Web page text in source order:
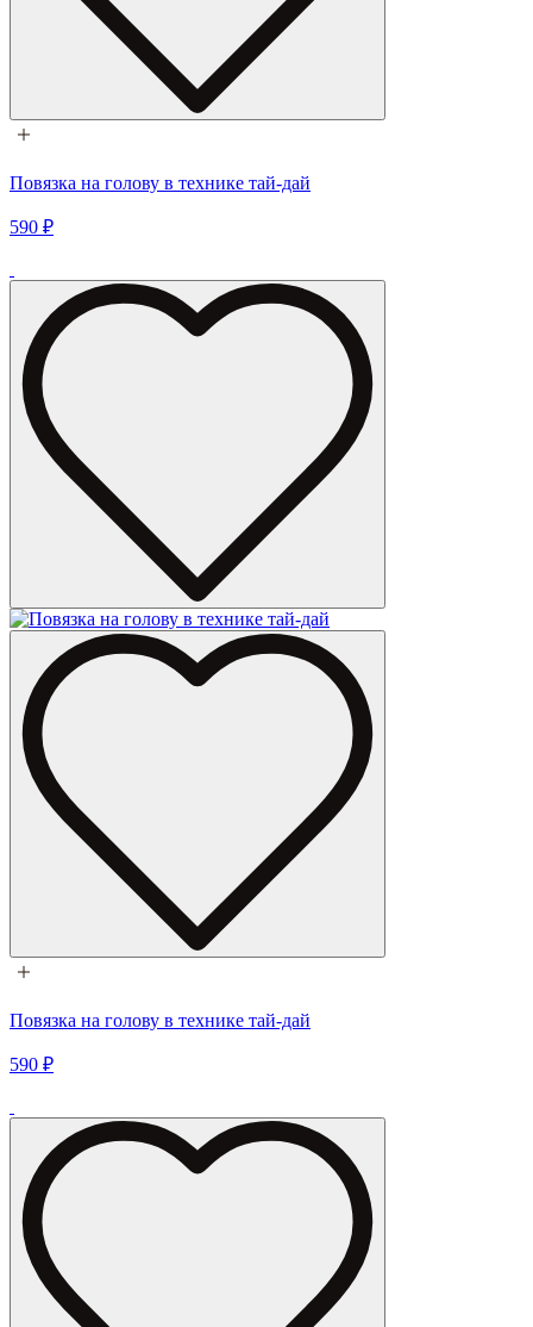
Повязка на голову в технике тай-дай
590 ₽
Повязка на голову в технике тай-дай
590 ₽